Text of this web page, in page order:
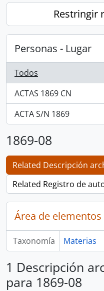
Restringir
Personas - Lugar
Todos
ACTAS 1869 CN
, 1 resultados
ACTA S/N 1869
, 1 resultados
1869-08
Related Descripción
Related Registro de
Área de elementos
Taxonomía Materias
1 Descripción
para 1869-08